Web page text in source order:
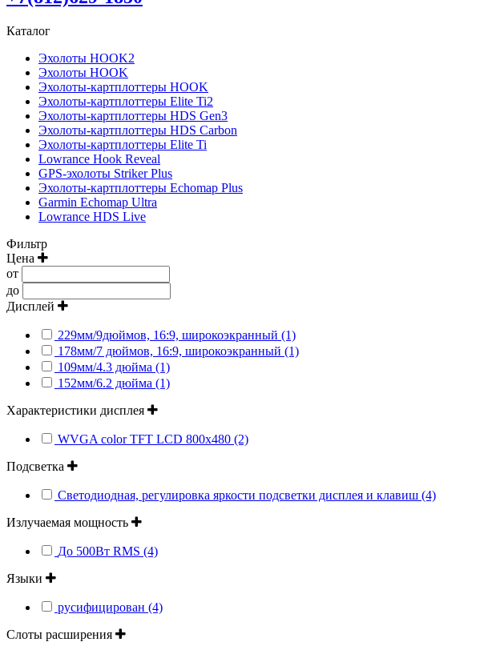
Каталог
Эхолоты HOOK2
Эхолоты HOOK
Эхолоты-картплоттеры HOOK
Эхолоты-картплоттеры Elite Ti2
Эхолоты-картплоттеры HDS Gen3
Эхолоты-картплоттеры HDS Carbon
Эхолоты-картплоттеры Elite Ti
Lowrance Hook Reveal
GPS-эхолоты Striker Plus
Эхолоты-картплоттеры Echomap Plus
Garmin Echomap Ultra
Lowrance HDS Live
Фильтр
Цена
от
до
Дисплей
229мм/9дюймов, 16:9, широкоэкранный (1)
178мм/7 дюймов, 16:9, широкоэкранный (1)
109мм/4.3 дюйма (1)
152мм/6.2 дюйма (1)
Характеристики дисплея
WVGA color TFT LCD 800х480 (2)
Подсветка
Светодиодная, регулировка яркости подсветки дисплея и клавиш (4)
Излучаемая мощность
До 500Вт RMS (4)
Языки
русифицирован (4)
Слоты расширения